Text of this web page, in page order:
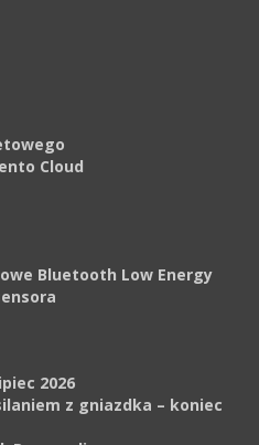
Cloud
Bluetooth Low Energy
2026
z gniazdka – koniec